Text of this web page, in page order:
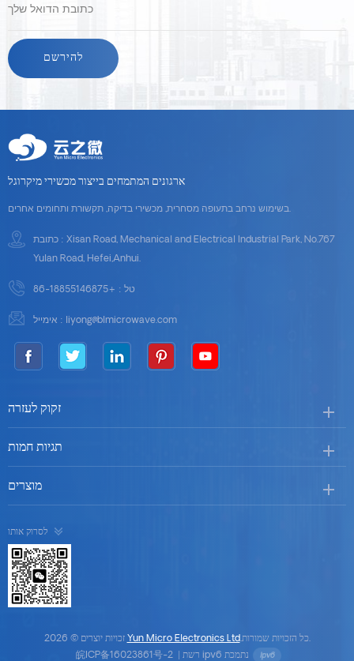
ארגונים המתמחים בייצור מכשירי מיקרוגל
בשימוש נרחב בתעופה מסחרית, מכשירי בדיקה, תקשורת ותחומים אחרים.
כתובת : Xisan Road, Mechanical and Electrical Industrial Park, No.767
Yulan Road, Hefei,Anhui.
טל : +86-18855146875
אימייל : liyong@blmicrowave.com
זקוק לעזרה
תגיות חמות
מוצרים
לסרוק אותו
זכויות יוצרים © 2026 Yun Micro Electronics Ltd
.כל הזכויות שמורות.
皖ICP备16023861号-2
רשת ipv6 נתמכת